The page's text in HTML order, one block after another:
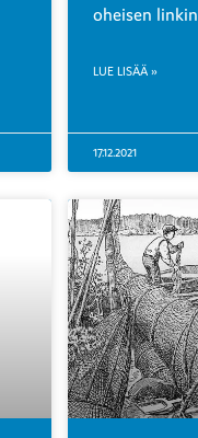
oheisen linkin
LUE LISÄÄ »
17.12.2021